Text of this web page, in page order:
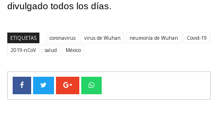
divulgado todos los días.
ETIQUETAS coronavirus virus de Wuhan neumonía de Wuhan
Covid-19
2019-nCoV
salud México